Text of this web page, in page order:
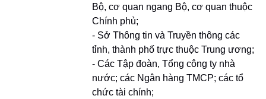
Bộ, cơ quan ngang Bộ, cơ quan thuộc
Chính phủ;
- Sở Thông tin và Truyền thông các
tỉnh, thành phố trực thuộc Trung ương;
- Các Tập đoàn, Tổng công ty nhà
nước; các Ngân hàng TMCP; các tổ
chức tài chính;